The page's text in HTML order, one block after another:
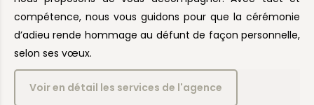
compétence, nous vous guidons pour que la cérémonie
d’adieu rende hommage au défunt de façon personnelle,
selon ses vœux.
Voir en détail les services de l'agence